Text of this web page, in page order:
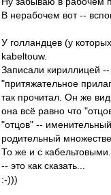
В нерабочем вот --
У голландцев (у
kabeltouw.
Записали кириллицей
"притяжательное
так прочитал. Он же
она всё равно что
"отцов" --
родительный
То же и с
-- это как сказать...
:-)))